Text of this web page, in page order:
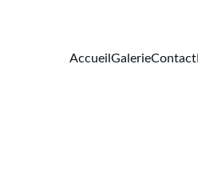
Accueil GalerieContact